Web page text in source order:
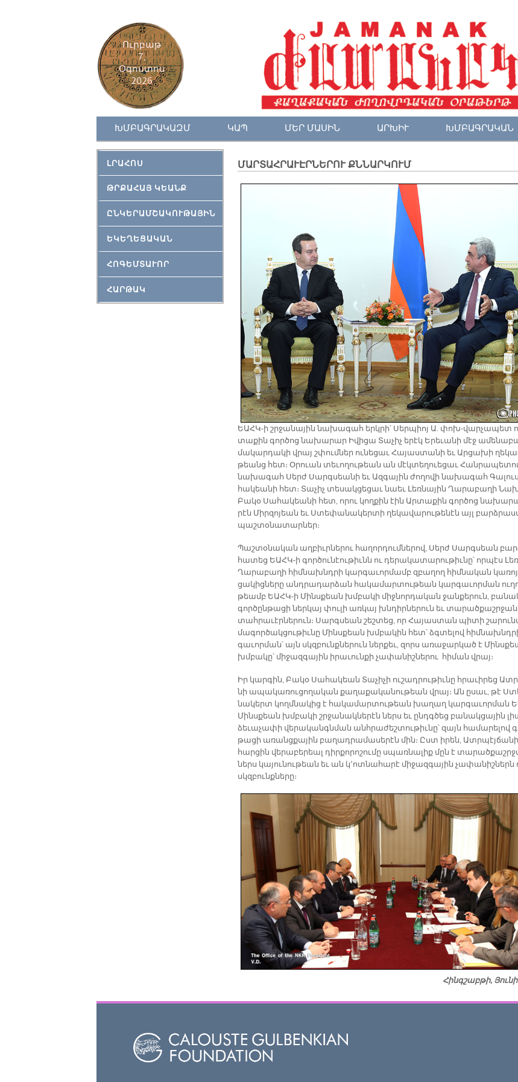
Ուրբաթ
7,
Օգոստոս
2026
ԽՄԲԱԳՐԱԿԱԶՄ ԿԱՊ ՄԵՐ ՄԱՍԻՆ ԱՐԽԻՒ ԽՄԲԱԳՐԱԿԱՆ
ԼՐԱՀՈՍ
ԹՐՔԱՀԱՅ ԿԵԱՆՔ
ԸՆԿԵՐԱՄՇԱԿՈՒԹԱՅԻՆ
ԵԿԵՂԵՑԱԿԱՆ
ՀՈԳԵՄՏԱՒՈՐ
ՀԱՐԹԱԿ
ՄԱՐՏԱՀՐԱՒԷՐՆԵՐՈՒ ՔՆՆԱՐԿՈՒՄ
ԵԱՀԿ-ի շրջա­նա­յին նա­խա­գահ երկ­րի՝ Սեր­պիոյ Ա. փոխ-վար­չա­պետ
տա­քին գոր­ծոց նա­խա­րար Ի­վի­ցա Տա­չիչ ե­րէկ Ե­րե­ւա­նի մէջ
մա­կար­դա­կի վրայ շփում­ներ ու­նե­ցաւ Հա­յաս­տա­նի եւ Ար­ցա­խի
թեանց հետ։ Օ­րուան տե­ւո­ղու­թեան ան մէկ­տե­ղուե­ցաւ
նա­խա­գահ Սերժ Սարգ­սեա­նի եւ Ազ­գա­յին ժո­ղո­վի նա­խա­գահ
հա­կեա­նի հետ։ Տա­չիչ տե­սակ­ցե­ցաւ նաեւ Լեռ­նա­յին Ղա­րա­բա­ղի
Բա­կօ Սա­հա­կեա­նի հետ, ո­րու կող­քին էին Ար­տա­քին գոր­ծոց
րէն Միր­զո­յեան եւ Ստե­փա­նա­կեր­տի ղե­կա­վա­րու­թե­նէն այլ
պաշ­տօ­նա­տար­ներ։
Պաշ­տօ­նա­կան աղ­բիւր­նե­րու հա­ղոր­դում­նե­րով, Սերժ Սարգ­սեան
հա­տեց ԵԱՀԿ-ի գոր­ծու­նէու­թիւնն ու դե­րա­կա­տա­րու­թիւ­նը՝ որ­պէս
Ղա­րա­բա­ղի հիմ­նախնդ­րի կար­գա­ւոր­մամբ զբա­ղող հիմ­նա­կան
ցա­կից­նե­րը անդ­րա­դար­ձան հա­կա­մար­տու­թեան կար­գա­ւոր­ման
թեամբ ԵԱՀԿ-ի Մինս­քեան խմբա­կի միջ­նոր­դա­կան ջան­քե­րուն,
գոր­ծըն­թա­ցի ներ­կայ փու­լի առ­կայ խնդիր­նե­րուն եւ
տահ­րա­ւէր­նե­րուն։ Սարգ­սեան շեշ­տեց, որ Հա­յաս­տան պի­տի
մա­գոր­ծակ­ցու­թիւ­նը Մինս­քեան խմբա­կին հետ՝ ձգտե­լով
գա­ւոր­ման՝ այն սկզբունք­նե­րուն ներ­քեւ, զորս ա­ռա­ջար­կած է
խմբա­կը՝ մի­ջազ­գա­յին ի­րա­ւուն­քի չա­փա­նիշ­նե­րու հի­ման վրայ։
Իր կար­գին, Բա­կօ Սա­հա­կեան Տա­չի­չի ու­շադ­րու­թիւ­նը հրա­ւի­րեց
նի ա­պա­կա­ռու­ցո­ղա­կան քա­ղա­քա­կա­նու­թեան վրայ։ Ան ը­սաւ, թէ
նա­կերտ կողմ­նա­կից է հա­կա­մար­տու­թեան խա­ղաղ կար­գա­ւոր­ման
Մինս­քեան խմբա­կի շրջա­նակ­նե­րէն ներս եւ ընդգ­ծեց բա­նակ­ցա­յին
ձե­ւա­չա­փի վե­րա­կանգն­ման անհ­րա­ժեշ­տու­թիւ­նը՝ զայն հա­մա­րե­լով
թա­ցի ա­ռանց­քա­յին բա­ղադ­րա­մա­սե­րէն մին։ Ըստ ի­րեն,
հարցին վերաբերեալ դիրքորոշումը սպառ­նա­լիք մըն է
ներս կա­յու­նու­թեան եւ ան կ՚ոտ­նա­հա­րէ մի­ջազ­գա­յին չա­փա­նիշ­ներն
սկզբունք­նե­րը։
Հինգշաբթի,